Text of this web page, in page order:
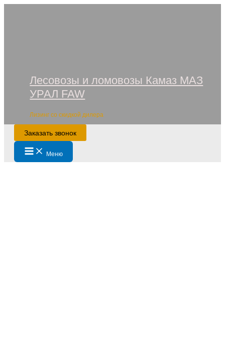
Лесовозы и ломовозы Камаз МАЗ
УРАЛ FAW
Лизинг со скидкой дилера
Заказать звонок
Main
Menu Меню